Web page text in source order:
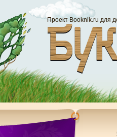
Проект Booknik.ru для